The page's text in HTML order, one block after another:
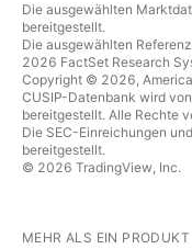
Die ausgewählten
bereitgestellt.
Die ausgewählten
2026 FactSet Research
Copyright © 2026,
CUSIP-Datenbank wird
bereitgestellt. Alle Rechte
Die SEC-Einreichungen
bereitgestellt.
© 2026 TradingView, Inc.
MEHR ALS EIN PRODUKT